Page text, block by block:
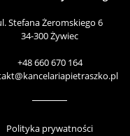
Stefana Żeromskiego 6
34-300 Żywiec
+48 660 670 164
Polityka prywatności